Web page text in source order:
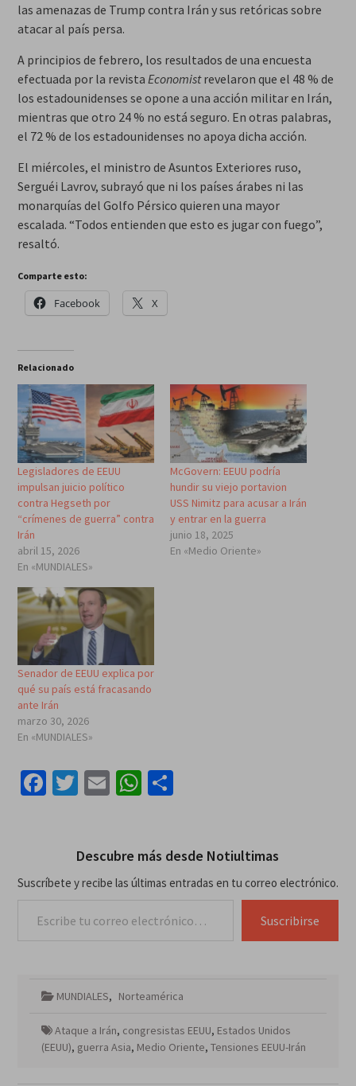
las amenazas de Trump contra Irán y sus retóricas sobre
atacar al país persa.
A principios de febrero, los resultados de una encuesta
efectuada por la revista Economistrevelaron que el 48 % de
los estadounidenses se opone a una acción militar en Irán,
mientras que otro 24 % no está seguro. En otras palabras,
el 72 % de los estadounidenses no apoya dicha acción.
El miércoles, el ministro de Asuntos Exteriores ruso,
Serguéi Lavrov, subrayó que ni los países árabes ni las
monarquías del Golfo Pérsico quieren una mayor
escalada. “Todos entienden que esto es jugar con fuego”,
resaltó.
Comparte esto:
Facebook X
Relacionado
Legisladores de EEUU
impulsan juicio político
contra Hegseth por
“crímenes de guerra” contra
Irán
abril 15, 2026
En «MUNDIALES»
McGovern: EEUU podría
hundir su viejo portavion
USS Nimitz para acusar a Irán
y entrar en la guerra
junio 18, 2025
En «Medio Oriente»
Senador de EEUU explica por
qué su país está fracasando
ante Irán
marzo 30, 2026
En «MUNDIALES»
Facebook
Twitter
EmailWhatsApp
Compartir
Descubre más desde Notiultimas
Suscríbete y recibe las últimas entradas en tu correo electrónico.
Suscribirse
MUNDIALES, Norteamérica
Ataque a Irán, congresistas EEUU, Estados Unidos
(EEUU), guerra Asia, Medio Oriente, Tensiones EEUU-Irán